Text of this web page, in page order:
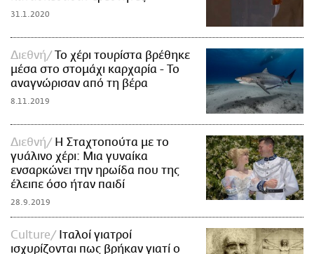
31.1.2020
Διεθνή
To χέρι τουρίστα βρέθηκε
μέσα στο στομάχι καρχαρία - Το
αναγνώρισαν από τη βέρα
8.11.2019
Διεθνή
Η Σταχτοπούτα με το
γυάλινο χέρι: Μια γυναίκα
ενσαρκώνει την ηρωίδα που της
έλειπε όσο ήταν παιδί
28.9.2019
Culture
Ιταλοί γιατροί
ισχυρίζονται πως βρήκαν γιατί ο